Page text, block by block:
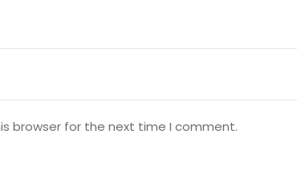
browser for the next time I comment.